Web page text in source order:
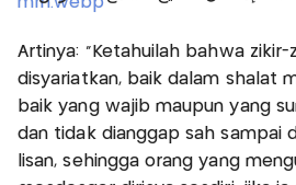
Artinya: “Ketahuilah bahwa zikir-
disyariatkan, baik dalam shalat
baik yang wajib maupun yang
dan tidak dianggap sah sampai
lisan, sehingga orang yang